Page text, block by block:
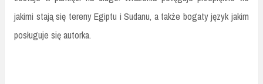
jakimi stają się tereny Egiptu i Sudanu, a także bogaty język jakim
posługuje się autorka.